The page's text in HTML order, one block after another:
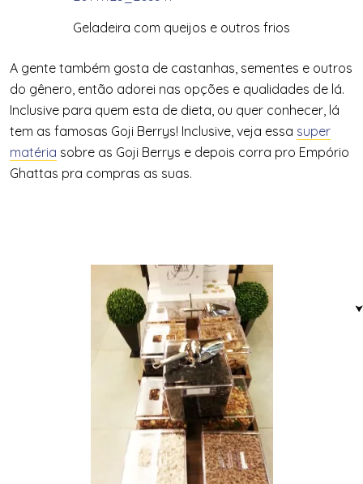
Geladeira com queijos e outros frios
A gente também gosta de castanhas, sementes e outros
do gênero, então adorei nas opções e qualidades de lá.
Inclusive para quem esta de dieta, ou quer conhecer, lá
tem as famosas Goji Berrys! Inclusive, veja essa super
matéria sobre as Goji Berrys e depois corra pro Empório
Ghattas pra compras as suas.